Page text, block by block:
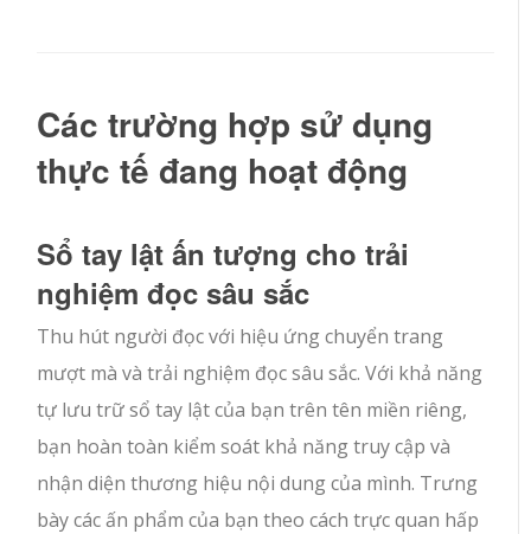
Các trường hợp sử dụng
thực tế đang hoạt động
Sổ tay lật ấn tượng cho trải
nghiệm đọc sâu sắc
Thu hút người đọc với hiệu ứng chuyển trang
mượt mà và trải nghiệm đọc sâu sắc. Với khả năng
tự lưu trữ sổ tay lật của bạn trên tên miền riêng,
bạn hoàn toàn kiểm soát khả năng truy cập và
nhận diện thương hiệu nội dung của mình. Trưng
bày các ấn phẩm của bạn theo cách trực quan hấp